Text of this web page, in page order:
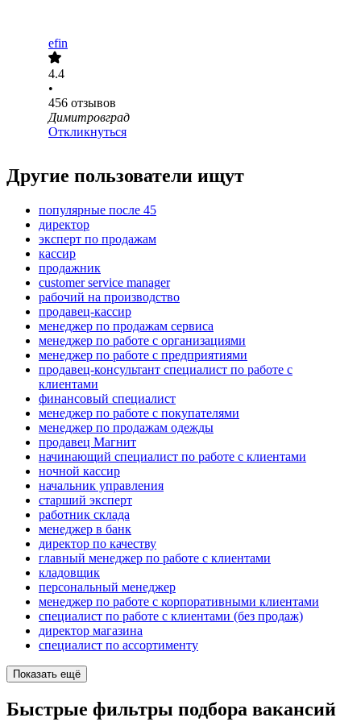
efin
4.4
•
456 отзывов
Димитровград
Откликнуться
Другие пользователи ищут
популярные после 45
директор
эксперт по продажам
кассир
продажник
customer service manager
рабочий на производство
продавец-кассир
менеджер по продажам сервиса
менеджер по работе с организациями
менеджер по работе с предприятиями
продавец-консультант специалист по работе с
клиентами
финансовый специалист
менеджер по работе с покупателями
менеджер по продажам одежды
продавец Магнит
начинающий специалист по работе с клиентами
ночной кассир
начальник управления
старший эксперт
работник склада
менеджер в банк
директор по качеству
главный менеджер по работе с клиентами
кладовщик
персональный менеджер
менеджер по работе с корпоративными клиентами
специалист по работе с клиентами (без продаж)
директор магазина
специалист по ассортименту
Показать ещё
Быстрые фильтры подбора вакансий